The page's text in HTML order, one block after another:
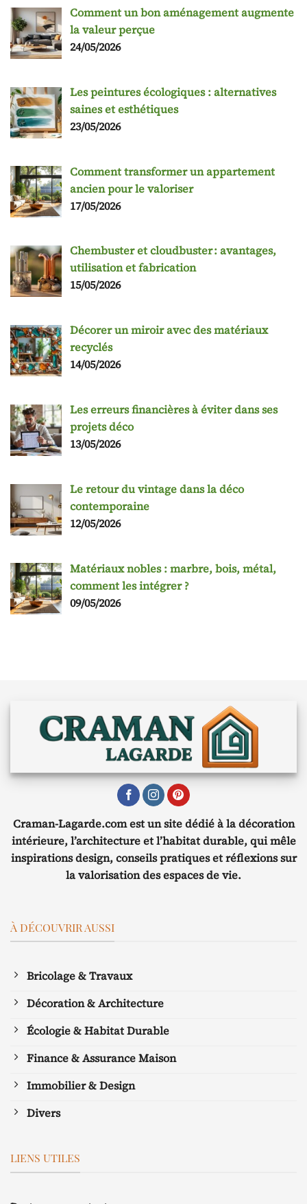
Comment un bon aménagement augmente
la valeur perçue
24/05/2026
Les peintures écologiques : alternatives
saines et esthétiques
23/05/2026
Comment transformer un appartement
ancien pour le valoriser
17/05/2026
Chembuster et cloudbuster : avantages,
utilisation et fabrication
15/05/2026
Décorer un miroir avec des matériaux
recyclés
14/05/2026
Les erreurs financières à éviter dans ses
projets déco
13/05/2026
Le retour du vintage dans la déco
contemporaine
12/05/2026
Matériaux nobles : marbre, bois, métal,
comment les intégrer ?
09/05/2026
Craman-Lagarde.com est un site dédié à la décoration
intérieure, l’architecture et l’habitat durable, qui mêle
inspirations design, conseils pratiques et réflexions sur
la valorisation des espaces de vie.
À DÉCOUVRIR AUSSI
Bricolage & Travaux
Décoration & Architecture
Écologie & Habitat Durable
Finance & Assurance Maison
Immobilier & Design
Divers
LIENS UTILES